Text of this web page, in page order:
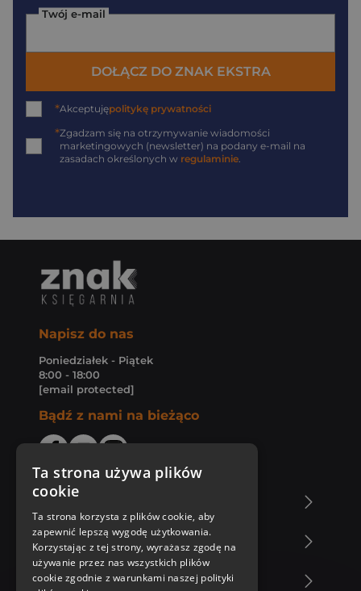
Twój e-mail
DOŁĄCZ DO ZNAK EKSTRA
*Akceptujępolitykę prywatności
*Zgadzam się na otrzymywanie wiadomości
marketingowych (newsletter) na podany e-mail na
zasadach określonych w regulaminie.
Napisz do nas
Poniedziałek - Piątek
8:00 - 18:00
[email protected]
Bądź z nami na bieżąco
Zakupy u nas
Nasza oferta
Ta strona używa plików
cookie
Ta strona korzysta z plików cookie, aby
zapewnić lepszą wygodę użytkowania.
Korzystając z tej strony, wyrażasz zgodę na
używanie przez nas wszystkich plików
cookie zgodnie z warunkami naszej polityki